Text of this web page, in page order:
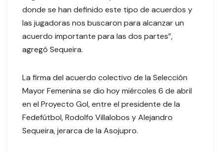
donde se han definido este tipo de acuerdos y
las jugadoras nos buscaron para alcanzar un
acuerdo importante para las dos partes”,
agregó Sequeira.
La firma del acuerdo colectivo de la Selección
Mayor Femenina se dio hoy miércoles 6 de abril
en el Proyecto Gol, entre el presidente de la
Fedefútbol, Rodolfo Villalobos y Alejandro
Sequeira, jerarca de la Asojupro.